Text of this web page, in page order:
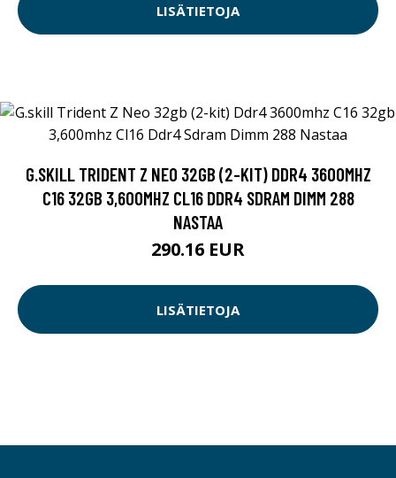
LISÄTIETOJA
G.SKILL TRIDENT Z NEO 32GB (2-KIT) DDR4 3600MHZ
C16 32GB 3,600MHZ CL16 DDR4 SDRAM DIMM 288
NASTAA
290.16 EUR
LISÄTIETOJA